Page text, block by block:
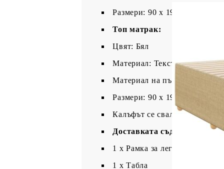
Размери: 90 x 190 x 20 см
Топ матрак:
Цвят: Бял
Материал: Текстил (100%
Материал на пълнежа: Пяна
Размери: 90 x 190 x 5 см (Ш
Калъфът се сваля и пере в
Доставката съдържа:
1 x Рамка за легло
1 x Табла